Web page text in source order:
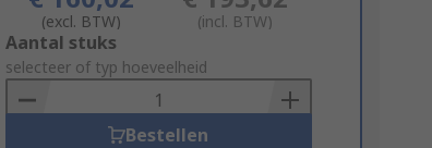
(excl. BTW) (incl. BTW)
Add
to
Basket
Aantal stuks
selecteer of typ hoeveelheid
Bestellen